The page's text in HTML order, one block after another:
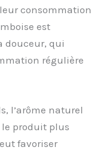
consommation
est
douceur, qui
régulière
l’arôme naturel
produit plus
favoriser